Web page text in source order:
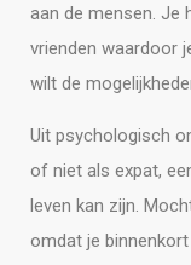
aan de mensen. Je
vrienden waardoor
wilt de
Uit psychologisch
of niet als expat,
leven kan zijn.
omdat je